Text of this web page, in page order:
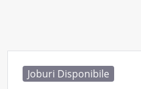
Joburi Disponibile